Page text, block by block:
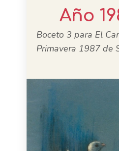
Año
Boceto 3 para El
Primavera 1987 de